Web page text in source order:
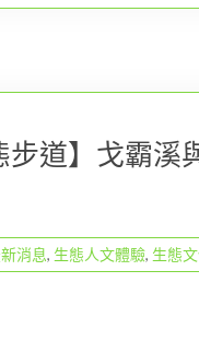
道】戈霸溪
消息, 生態人文體驗, 生態